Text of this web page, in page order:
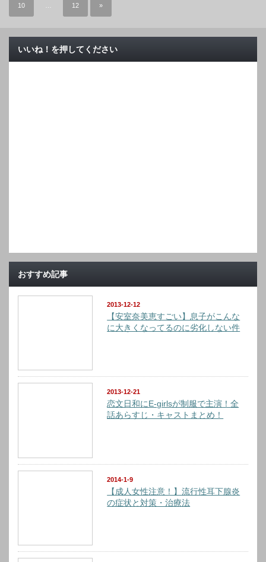
10 12 »
いいね！を押してください
おすすめ記事
2013-12-12
【安室奈美恵すごい】息子がこんな
に大きくなってるのに劣化しない件
2013-12-21
恋文日和にE-girlsが制服で主演！全
話あらすじ・キャストまとめ！
2014-1-9
【成人女性注意！】流行性耳下腺炎
の症状と対策・治療法